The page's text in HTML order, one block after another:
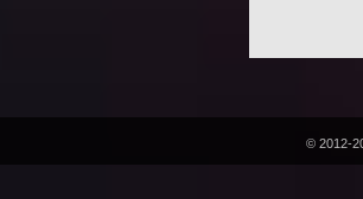
© 2012-